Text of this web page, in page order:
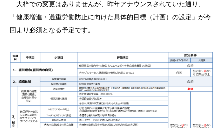
大枠での変更はありませんが、昨年アナウンスされていた通り、
「健康増進・過重労働防止に向けた具体的目標（計画）の設定」が今
回より必須となる予定です。